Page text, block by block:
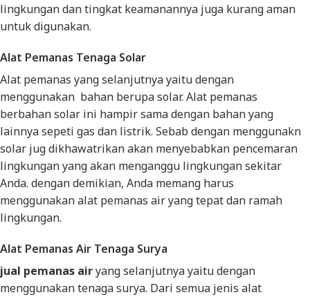
lingkungan dan tingkat keamanannya juga kurang aman
untuk digunakan.
Alat Pemanas Tenaga Solar
Alat pemanas yang selanjutnya yaitu dengan
menggunakan bahan berupa solar. Alat pemanas
berbahan solar ini hampir sama dengan bahan yang
lainnya sepeti gas dan listrik. Sebab dengan menggunakn
solar jug dikhawatrikan akan menyebabkan pencemaran
lingkungan yang akan menganggu lingkungan sekitar
Anda. dengan demikian, Anda memang harus
menggunakan alat pemanas air yang tepat dan ramah
lingkungan.
Alat Pemanas Air Tenaga Surya
jual pemanas airyang selanjutnya yaitu dengan
menggunakan tenaga surya. Dari semua jenis alat